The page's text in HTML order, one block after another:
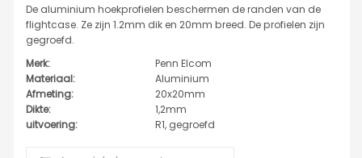
De aluminium hoekprofielen beschermen de randen van de
flightcase. Ze zijn 1.2mm dik en 20mm breed. De profielen zijn
gegroefd.
Merk:
Penn Elcom
Materiaal:
Aluminium
Afmeting:
20x20mm
Dikte:
1,2mm
uitvoering:
R1, gegroefd